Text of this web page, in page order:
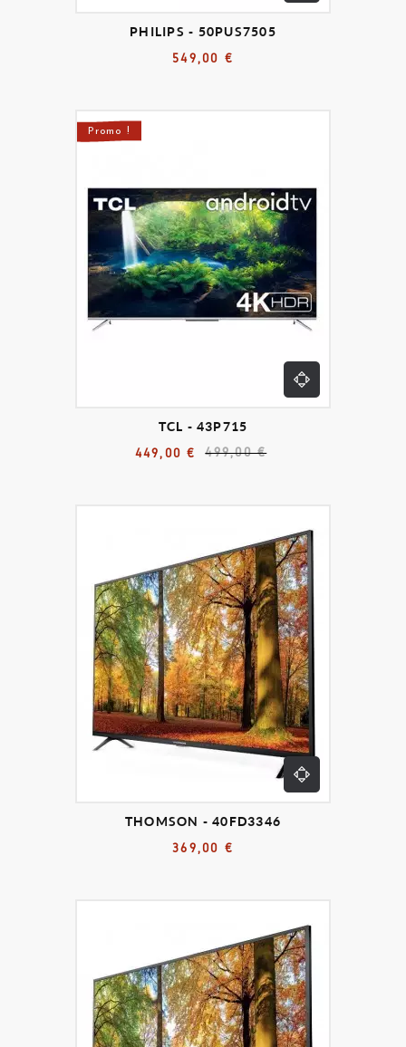
PHILIPS - 50PUS7505
549,00 €
Promo !
TCL - 43P715
449,00 € 499,00 €
THOMSON - 40FD3346
369,00 €